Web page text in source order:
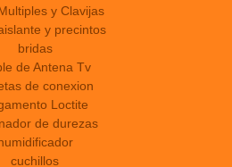
y Clavijas
y precintos
bridas
de Antena Tv
de conexion
Loctite
de durezas
cuchillos